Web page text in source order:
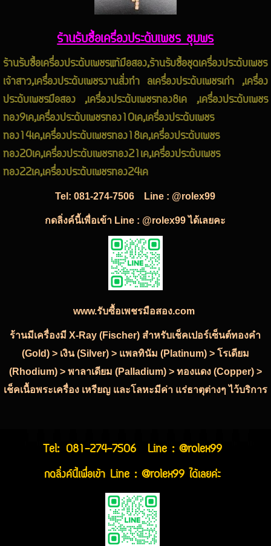
ร้านรับซื้อเครื่องประดับเพชร ชุมพร
ร้านรับซื้อเครื่องประดับเพชรแท้มือสอง,ร้านรับซื้อชุดเครื่องประดับเพชร
เจ้าสาว,เครื่องประดับเพชรงานสั่งทำ ลเครื่องประดับเพชรเก่า ,เครื่อง
ประดับเพชรมือสอง ,เครื่องประดับเพชรทอง8เค ,เครื่องประดับเพชร
ทอง9เค,เครื่องประดับเพชรทอง10เค,เครื่องประดับเพชร
ทอง14เค,เครื่องประดับเพชรทอง18เค,เครื่องประดับเพชร
ทอง20เค,เครื่องประดับเพชรทอง21เค,เครื่องประดับเพชร
ทอง22เค,เครื่องประดับเพชรทอง24เค
Tel:081-274-7506 Line : @rolex99
กดลิ่งค์นี้เพื่อเข้า Line : @rolex99 ได้เลยคะ
www.รับซื้อเพชรมือสอง.com
ร้านมีเครื่องมี X-Ray (Fischer) สำหรับเช็คเปอร์เซ็นต์ทองคำ
(Gold) > เงิน (Silver) > แพลทินัม (Platinum) > โรเดียม
(Rhodium) > พาลาเดียม (Palladium) > ทองแดง (Copper) >
เช็คเนื้อพระเครื่อง เหรียญ และโลหะมีค่า แร่ธาตุต่างๆ ไว้บริการ
Tel: 081-274-7506
Line : @rolex99
กดลิ่งค์นี้เพื่อเข้า Line : @rolex99 ได้เลยค่ะ